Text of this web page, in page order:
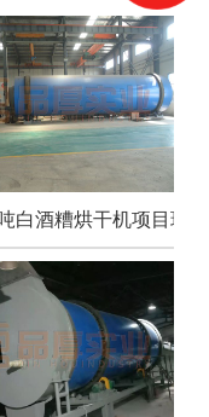
白酒糟烘干机项目现场